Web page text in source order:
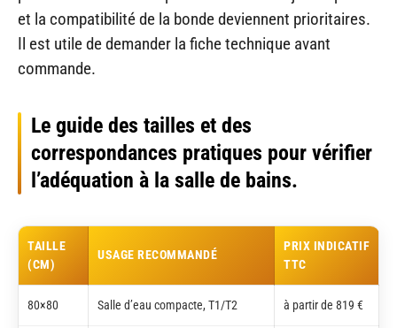
et la compatibilité de la bonde deviennent prioritaires.
Il est utile de demander la fiche technique avant
commande.
Le guide des tailles et des
correspondances pratiques pour vérifier
l’adéquation à la salle de bains.
TAILLE
(CM)
USAGE RECOMMANDÉ
PRIX INDICATIF
TTC
80×80 Salle d’eau compacte, T1/T2 à partir de 819 €